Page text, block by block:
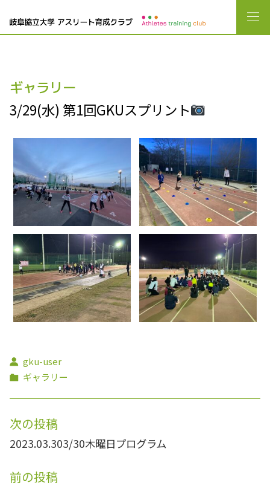
ギャラリー
3/29(水) 第1回GKUスプリント
gku-user
ギャラリー
次の投稿
2023.03.303/30木曜日プログラム
前の投稿